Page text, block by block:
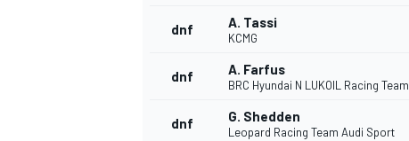
dnf A. Tassi
KCMG
dnf A. Farfus
BRC Hyundai N LUKOIL Racing Team
dnf G. Shedden
Leopard Racing Team Audi Sport